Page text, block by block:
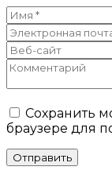
Сохранить
браузере для